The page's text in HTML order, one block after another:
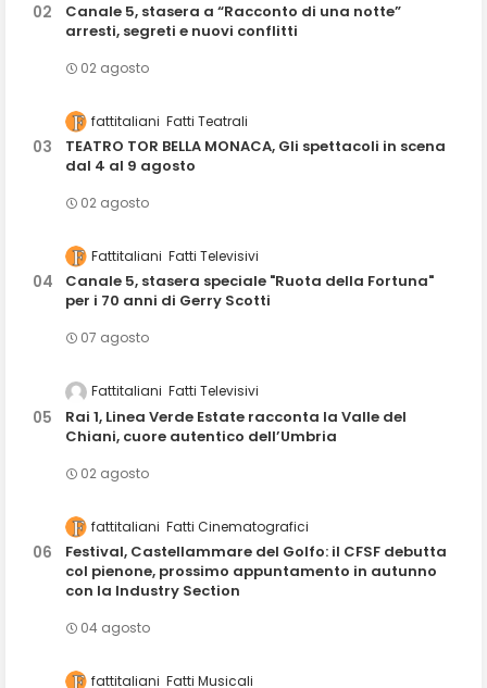
Canale 5, stasera a “Racconto di una notte”
arresti, segreti e nuovi conflitti
02 agosto
fattitaliani Fatti Teatrali
TEATRO TOR BELLA MONACA, Gli spettacoli in scena
dal 4 al 9 agosto
02 agosto
Fattitaliani Fatti Televisivi
Canale 5, stasera speciale "Ruota della Fortuna"
per i 70 anni di Gerry Scotti
07 agosto
Fattitaliani Fatti Televisivi
Rai 1, Linea Verde Estate racconta la Valle del
Chiani, cuore autentico dell’Umbria
02 agosto
fattitaliani Fatti Cinematografici
Festival, Castellammare del Golfo: il CFSF debutta
col pienone, prossimo appuntamento in autunno
con la Industry Section
04 agosto
fattitaliani Fatti Musicali